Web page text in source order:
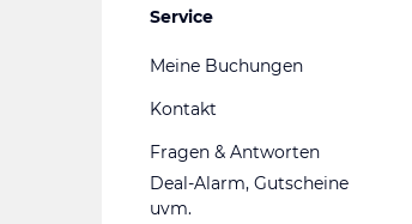
Service
Meine Buchungen
Kontakt
Fragen & Antworten
Deal-Alarm, Gutscheine
uvm.